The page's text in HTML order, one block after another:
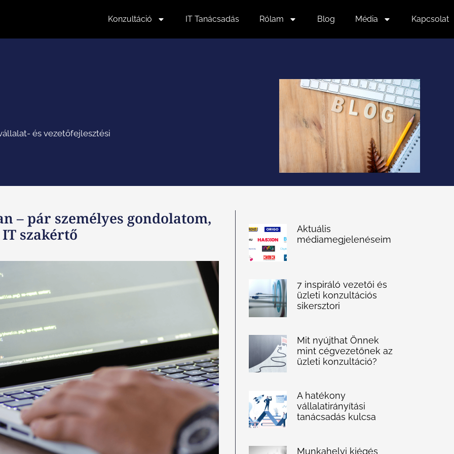
Konzultáció IT Tanácsadás Rólam Blog Média Kapcsolat
és vezetőfejlesztési
– pár személyes gondolatom,
szakértő
Aktuális
médiamegjelenéseim
7 inspiráló vezetői és
üzleti konzultációs
sikersztori
Mit nyújthat Önnek
mint cégvezetőnek az
üzleti konzultáció?
A hatékony
vállalatirányítási
tanácsadás kulcsa
Munkahelyi kiégés